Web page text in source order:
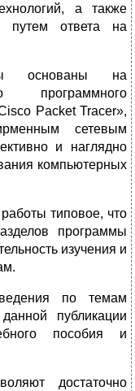
а также
путем ответа на
основаны на
программного
Packet Tracer»,
сетевым
и наглядно
компьютерных
типовое, что
программы
изучения и
по темам
публикации
пособия и
достаточно